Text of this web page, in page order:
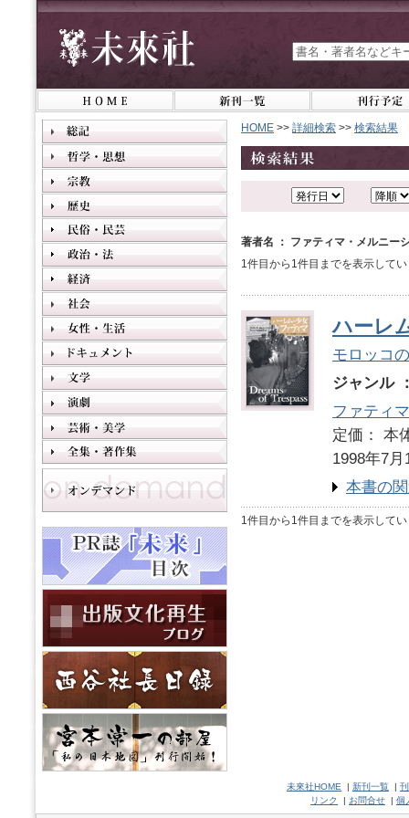
HOME >> 詳細検索 >> 検索結果
著者名 ： ファティマ・メルニー
1件目から1件目までを表示して
ハーレ
モロッコ
ジャンル
ファティ
定価：
1998年7月
本書の
1件目から1件目までを表示して
未來社HOME | 新刊一覧 |
リンク
| お問合せ | 個